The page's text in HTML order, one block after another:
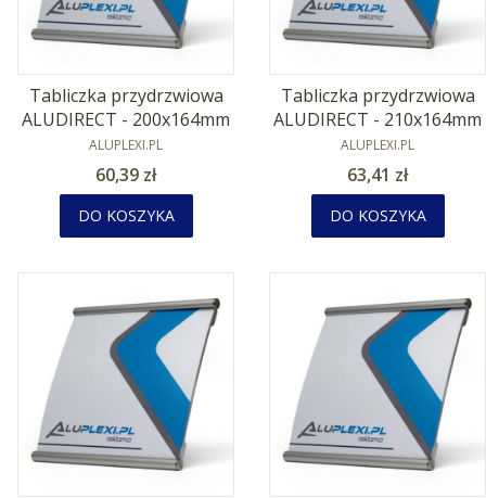
Tabliczka przydrzwiowa
ALUDIRECT - 200x164mm
PRODUCENT
ALUPLEXI.PL
Cena
60,39 zł
DO KOSZYKA
Tabliczka przydrzwiowa
ALUDIRECT - 210x164mm
PRODUCENT
ALUPLEXI.PL
Cena
63,41 zł
DO KOSZYKA